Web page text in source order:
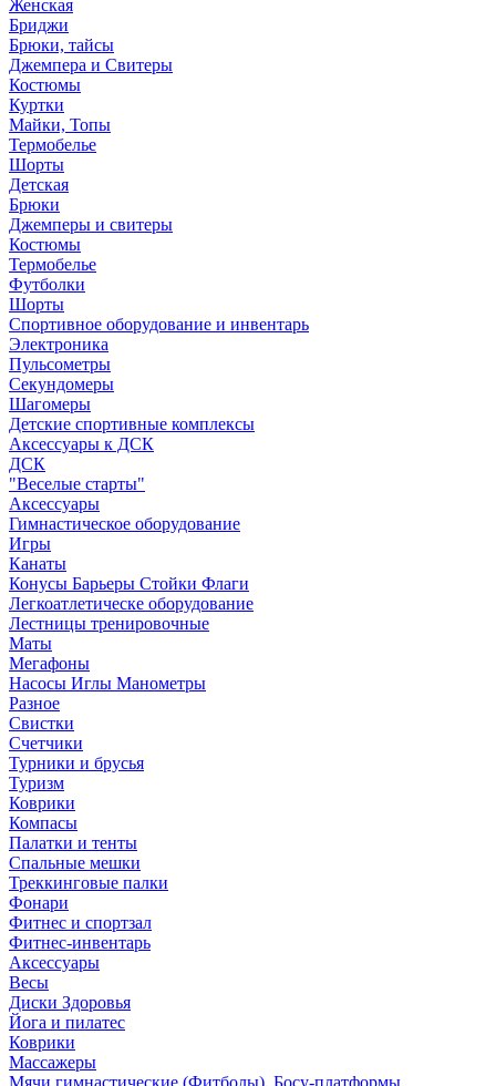
Женская
Бриджи
Брюки, тайсы
Джемпера и Свитеры
Костюмы
Куртки
Майки, Топы
Термобелье
Шорты
Детская
Брюки
Джемперы и свитеры
Костюмы
Термобелье
Футболки
Шорты
Спортивное оборудование и инвентарь
Электроника
Пульсометры
Секундомеры
Шагомеры
Детские спортивные комплексы
Аксессуары к ДСК
ДСК
"Веселые старты"
Аксессуары
Гимнастическое оборудование
Игры
Канаты
Конусы Барьеры Стойки Флаги
Легкоатлетическе оборудование
Лестницы тренировочные
Маты
Мегафоны
Насосы Иглы Манометры
Разное
Свистки
Счетчики
Турники и брусья
Туризм
Коврики
Компасы
Палатки и тенты
Спальные мешки
Треккинговые палки
Фонари
Фитнес и спортзал
Фитнес-инвентарь
Аксессуары
Весы
Диски Здоровья
Йога и пилатес
Коврики
Массажеры
Мячи гимнастические (Фитболы), Босу-платформы